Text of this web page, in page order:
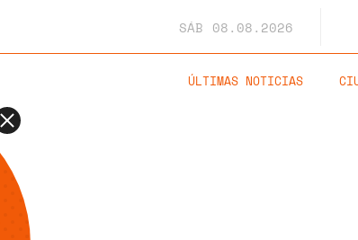
SÁB 08.08.2026
ÚLTIMAS NOTICIAS